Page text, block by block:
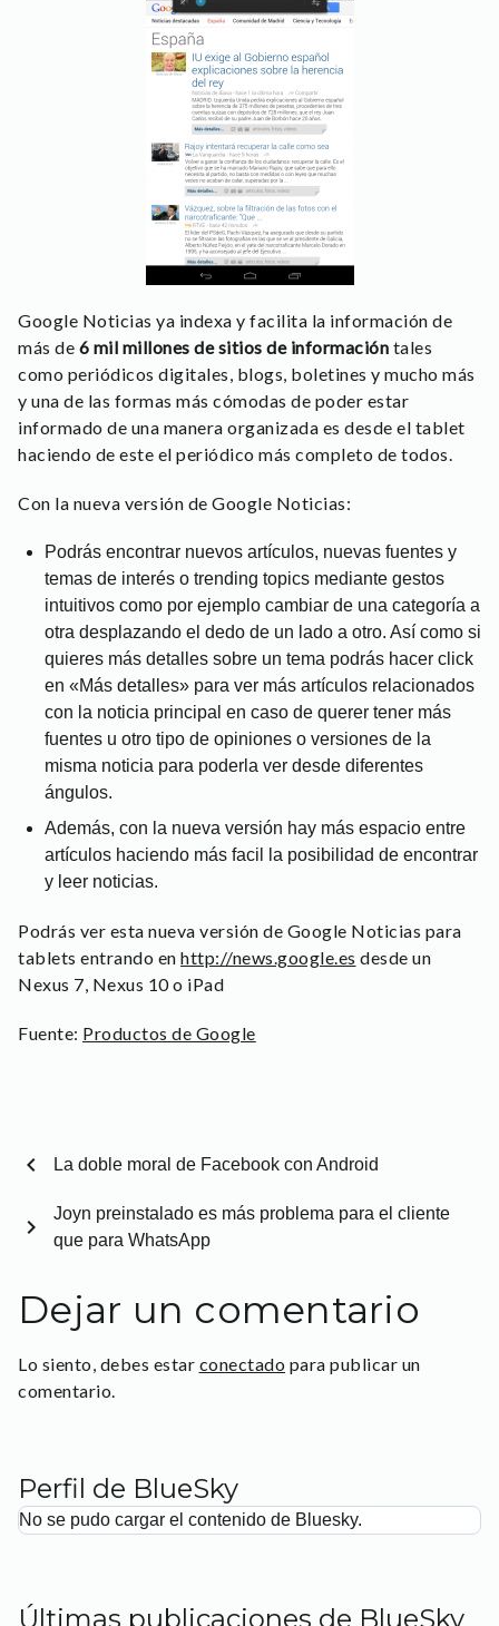
Google Noticias ya indexa y facilita la información de
más de 6 mil millones de sitios de información tales
como periódicos digitales, blogs, boletines y mucho más
y una de las formas más cómodas de poder estar
informado de una manera organizada es desde el tablet
haciendo de este el periódico más completo de todos.
Con la nueva versión de Google Noticias:
Podrás encontrar nuevos artículos, nuevas fuentes y
temas de interés o trending topics mediante gestos
intuitivos como por ejemplo cambiar de una categoría a
otra desplazando el dedo de un lado a otro. Así como si
quieres más detalles sobre un tema podrás hacer click
en «Más detalles» para ver más artículos relacionados
con la noticia principal en caso de querer tener más
fuentes u otro tipo de opiniones o versiones de la
misma noticia para poderla ver desde diferentes
ángulos.
Además, con la nueva versión hay más espacio entre
artículos haciendo más facil la posibilidad de encontrar
y leer noticias.
Podrás ver esta nueva versión de Google Noticias para
tablets entrando en http://news.google.es desde un
Nexus 7, Nexus 10 o iPad
Fuente: Productos de Google
chevron_left La doble moral de Facebook con Android
Joyn preinstalado es más problema para el cliente
que para WhatsApp
chevron_right
Dejar un comentario
Lo siento, debes estar conectado para publicar un
comentario.
Perfil de BlueSky
No se pudo cargar el contenido de Bluesky.
Últimas publicaciones de BlueSky